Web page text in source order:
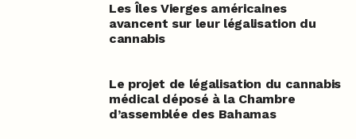
Les Îles Vierges américaines
avancent sur leur légalisation du
cannabis
Le projet de légalisation du cannabis
médical déposé à la Chambre
d’assemblée des Bahamas